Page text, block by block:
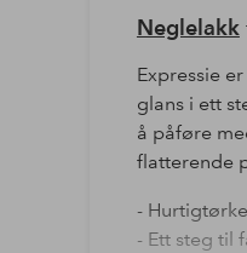
Neglelakk
Expressie
glans i ett
å påføre
flatterende
-
- Ett steg til